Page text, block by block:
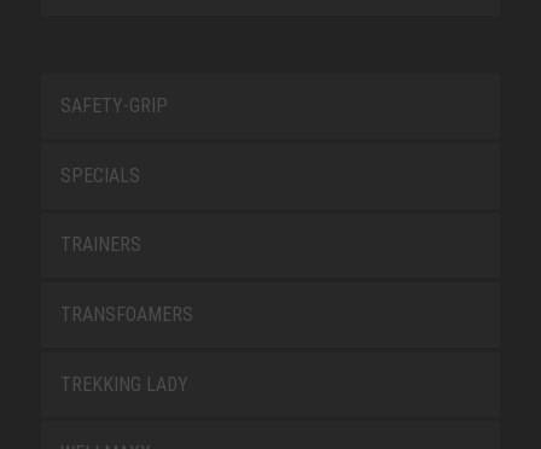
SAFETY-GRIP
SPECIALS
TRAINERS
TRANSFOAMERS
TREKKING LADY